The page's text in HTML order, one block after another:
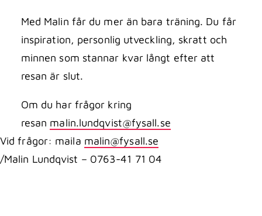
Med Malin får du mer än bara träning. Du får
inspiration, personlig utveckling, skratt och
minnen som stannar kvar långt efter att
resan är slut.
Om du har frågor kring
resan malin.lundqvist@fysall.se
Vid frågor: maila malin@fysall.se
/Malin Lundqvist – 0763-41 71 04